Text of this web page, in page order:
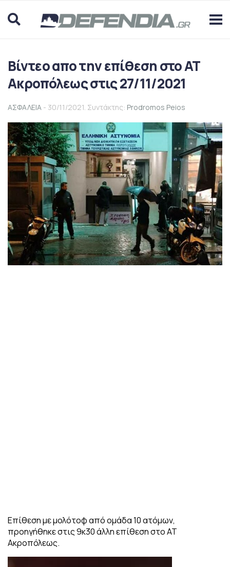
Βίντεο απο την επίθεση στο ΑΤ
Ακροπόλεως στις 27/11/2021
ΑΣΦΑΛΕΙΑ - 30/11/2021. Συντάκτης: Prodromos Peios
Επίθεση με μολότοφ από ομάδα 10 ατόμων,
προηγήθηκε στις 9κ30 άλλη επίθεση στο ΑΤ
Ακροπόλεως.